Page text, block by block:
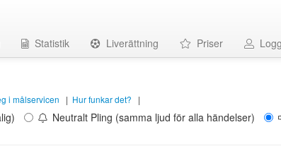
Statistik Liverättning Priser
i målservicen | Hur funkar det? |
Neutralt Pling (samma ljud för alla händelser)